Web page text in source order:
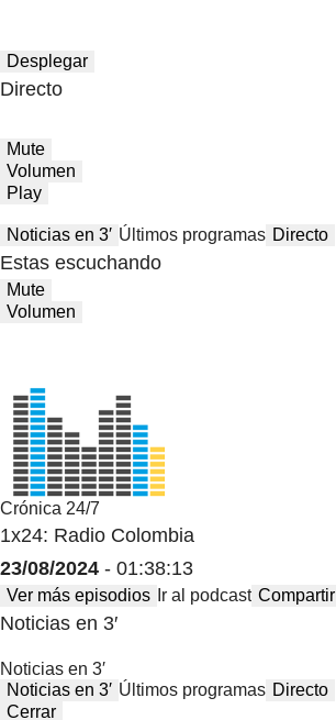
Desplegar
Directo
Mute
Volumen
Play
Noticias en 3′ Últimos programas Directo
Estas escuchando
Mute
Volumen
Crónica 24/7
1x24: Radio Colombia
23/08/2024 - 01:38:13
Ver más episodios Ir al podcast Compartir
Noticias en 3′
Noticias en 3′
Noticias en 3′ Últimos programas Directo
Cerrar